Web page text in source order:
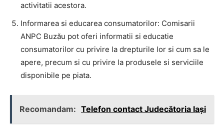
activitatii acestora.
Informarea si educarea consumatorilor: Comisarii
ANPC Buzău pot oferi informatii si educatie
consumatorilor cu privire la drepturile lor si cum sa le
apere, precum si cu privire la produsele si serviciile
disponibile pe piata.
Recomandam: Telefon contact Judecătoria Iași